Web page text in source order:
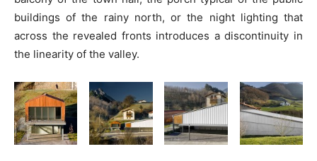
buildings of the rainy north, or the night lighting that
across the revealed fronts introduces a discontinuity in
the linearity of the valley.